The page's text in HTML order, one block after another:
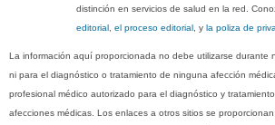
distinción en servicios de salud en la red.
editorial, el proceso editorial , yla poliza de
La información aquí proporcionada no debe utilizarse durante
ni para el diagnóstico o tratamiento de ninguna afección
profesional médico autorizado para el diagnóstico y
afecciones médicas. Los enlaces a otros sitios se